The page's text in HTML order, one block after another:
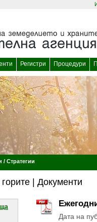
Регистри Процедури
/ Стратегии
| Документи
Дата на